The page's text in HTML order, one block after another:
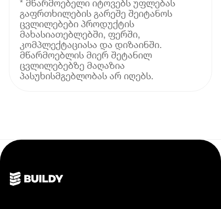
* მწარმოებელი იტოვებს უფლებას
გაფრთხილების გარეშე შეიტანოს
ცვლილებები პროდუქტის
მახასიათებლებში, ფერში,
კომპლექტაციასა და დიზაინში.
მწარმოებლის მიერ შეტანილ
ცვლილებებზე მაღაზია
პასუხისმგებლობას არ იღებს.